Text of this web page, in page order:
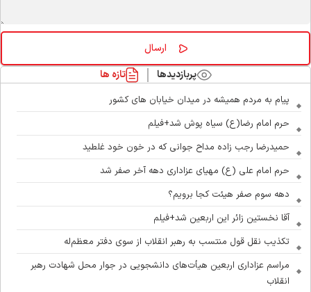
پربازدیدها تازه ها
پیام به مردم همیشه در میدان خیابان های کشور
حرم امام رضا(ع) سیاه پوش شد+فیلم
حمیدرضا رجب زاده مداح جوانی که در خون خود غلطید
حرم امام علی (ع) مهیای عزاداری دهه آخر صفر شد
دهه سوم صفر هیئت کجا برویم؟
آقا نخستین زائر این اربعین شد+فیلم
تکذیب نقل قول منتسب به رهبر انقلاب از سوی دفتر معظم‌له
مراسم عزاداری اربعین هیأت‌های دانشجویی در جوار محل شهادت رهبر
انقلاب